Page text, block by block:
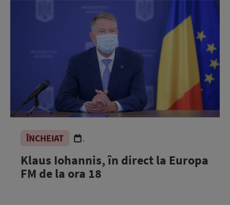
ÎNCHEIAT .
Klaus Iohannis, în direct la Europa
FM de la ora 18